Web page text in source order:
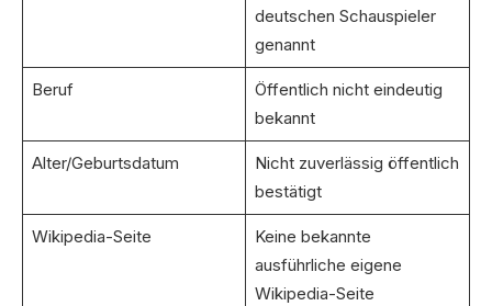
deutschen Schauspieler
genannt
Beruf
Öffentlich nicht eindeutig
bekannt
Alter/Geburtsdatum
Nicht zuverlässig öffentlich
bestätigt
Wikipedia-Seite
Keine bekannte
ausführliche eigene
Wikipedia-Seite